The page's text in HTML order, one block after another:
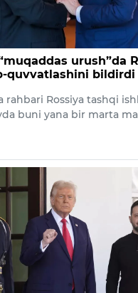
urush”da
quvvatlashini bildirdi
rahbari Rossiya tashqi
buni yana bir marta